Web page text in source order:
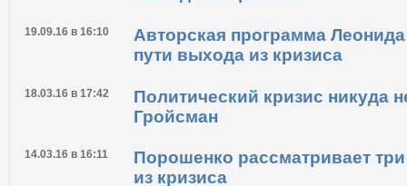
19.09.16 в 16:10
Авторская программа
пути выхода из кризиса
18.03.16 в 17:42
Политический кризис никуда
Гройсман
14.03.16 в 16:11
Порошенко рассматривает
из кризиса